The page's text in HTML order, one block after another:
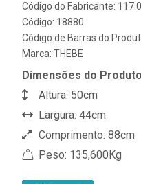
Código do Fabricante:
Código: 18880
Código de Barras do
Marca: THEBE
Dimensões do Produto
Altura: 50cm
Largura: 44cm
Comprimento: 88cm
Peso: 135,600Kg